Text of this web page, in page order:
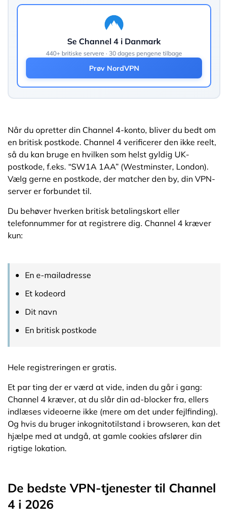
Se Channel 4 i Danmark
440+ britiske servere · 30 dages pengene tilbage
Prøv NordVPN
Når du opretter din Channel 4-konto, bliver du bedt om
en britisk postkode. Channel 4 verificerer den ikke reelt,
så du kan bruge en hvilken som helst gyldig UK-
postkode, f.eks. “SW1A 1AA” (Westminster, London).
Vælg gerne en postkode, der matcher den by, din VPN-
server er forbundet til.
Du behøver hverken britisk betalingskort eller
telefonnummer for at registrere dig. Channel 4 kræver
kun:
En e-mailadresse
Et kodeord
Dit navn
En britisk postkode
Hele registreringen er gratis.
Et par ting der er værd at vide, inden du går i gang:
Channel 4 kræver, at du slår din ad-blocker fra, ellers
indlæses videoerne ikke (mere om det under fejlfinding).
Og hvis du bruger inkognitotilstand i browseren, kan det
hjælpe med at undgå, at gamle cookies afslører din
rigtige lokation.
De bedste VPN-tjenester til Channel
4 i 2026